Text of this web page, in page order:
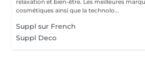
relaxation et bien-être. Les meilleures marques esthétiques et
cosmétiques ainsi que la technolo...
Suppl sur French
Suppl Deco